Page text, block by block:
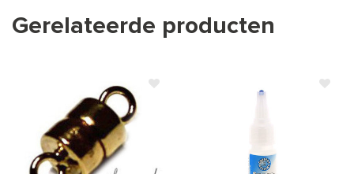
Gerelateerde producten